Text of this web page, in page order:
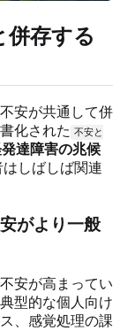
併存する
安が共通して併
化された 不安と
達障害の兆候
しばしば関連
がより一般
安が高まってい
型的な個人向け
、感覚処理の課